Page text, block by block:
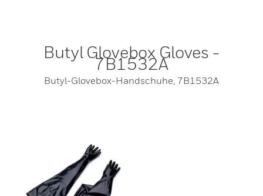
Butyl Glovebox Gloves -
7B1532A
Butyl-Glovebox-Handschuhe, 7B1532A